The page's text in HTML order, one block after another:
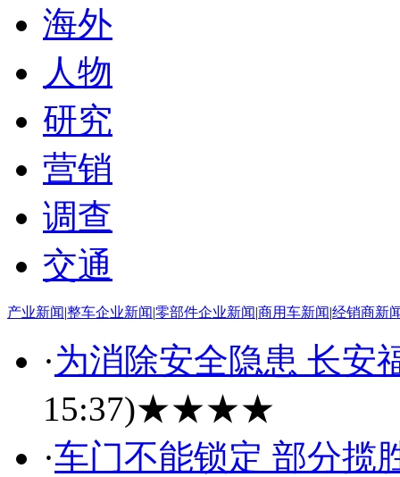
海外
人物
研究
营销
调查
交通
产业新闻|整车企业新闻|零部件企业新闻|商用车新闻|经销商新
·为消除安全隐患 长安
15:37)★★★★
·车门不能锁定 部分揽